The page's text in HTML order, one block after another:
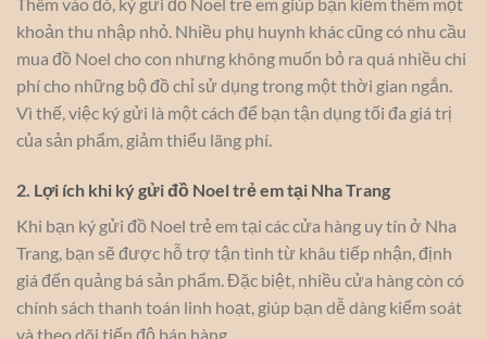
khoản thu nhập nhỏ. Nhiều phụ huynh khác cũng có nhu cầu
mua đồ Noel cho con nhưng không muốn bỏ ra quá nhiều chi
phí cho những bộ đồ chỉ sử dụng trong một thời gian ngắn.
Vì thế, việc ký gửi là một cách để bạn tận dụng tối đa giá trị
của sản phẩm, giảm thiểu lãng phí.
2. Lợi ích khi ký gửi đồ Noel trẻ em tại Nha Trang
Khi bạn ký gửi đồ Noel trẻ em tại các cửa hàng uy tín ở Nha
Trang, bạn sẽ được hỗ trợ tận tình từ khâu tiếp nhận, định
giá đến quảng bá sản phẩm. Đặc biệt, nhiều cửa hàng còn có
chính sách thanh toán linh hoạt, giúp bạn dễ dàng kiểm soát
và theo dõi tiến độ bán hàng.